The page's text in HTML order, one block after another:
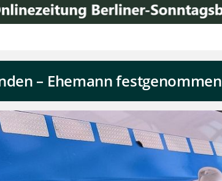
– Ehemann festgenommen